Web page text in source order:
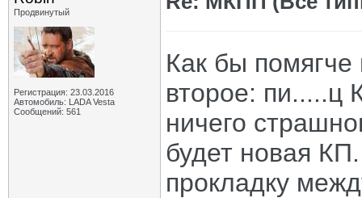
Продвинутый
Регистрация: 23.03.2016
Автомобиль: LADA Vesta
Сообщений: 561
Как бы
второе: пи.....ц
ничего
будет новая
прокладку